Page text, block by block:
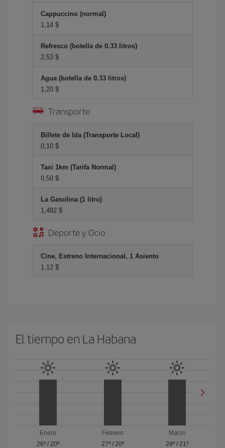
Cappuccino (normal)
1,14 $
Refresco (botella de 0.33 litros)
2,53 $
Agua (botella de 0.33 litros)
1,20 $
Transporte
Billete de Ida (Transporte Local)
0,10 $
Taxi 1km (Tarifa Normal)
0,50 $
La Gasolina (1 litro)
1,482 $
Deporte y Ocio
Cine, Estreno Internacional, 1 Asiento
1,12 $
El tiempo en La Habana
Enero
26º/ 20º
Febrero
27º/ 20º
Marzo
28º /21º